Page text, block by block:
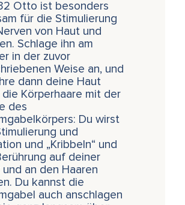
Otto ist besonders
für die Stimulierung
von Haut und
Schlage ihn am
in der zuvor
Weise an, und
dann deine Haut
Körperhaare mit der
des
Du wirst
und
und „Kribbeln“ und
auf deiner
und an den Haaren
Du kannst die
auch anschlagen